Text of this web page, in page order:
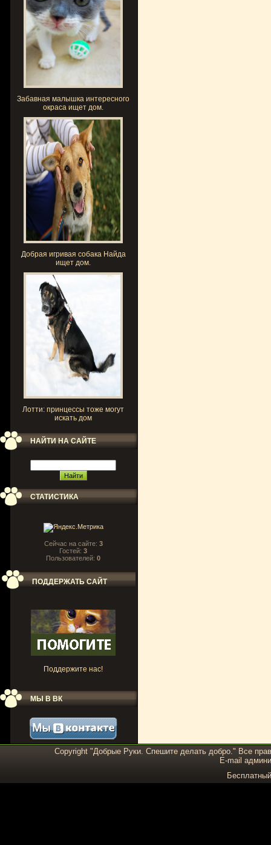
Забавная малышка интересного
окраса ищет дом.
Добрая игривая собака Найда
ищет дом.
Лотти: принцессы тоже могут
искать дом
НАЙТИ НА САЙТЕ
СТАТИСТИКА
Сейчас на сайте: 3
Гостей: 3
Пользователей: 0
ПОДДЕРЖАТЬ САЙТ
Поддержите нас!
МЫ В ВК
Copyright "Добрые Руки. Спешите делать добро." Все
E-mail